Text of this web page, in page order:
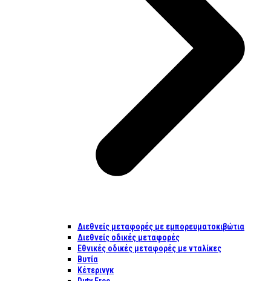
Διεθνείς μεταφορές με εμπορευματοκιβώτια
Διεθνείς οδικές μεταφορές
Εθνικές οδικές μεταφορές με νταλίκες
Βυτία
Κέτερινγκ